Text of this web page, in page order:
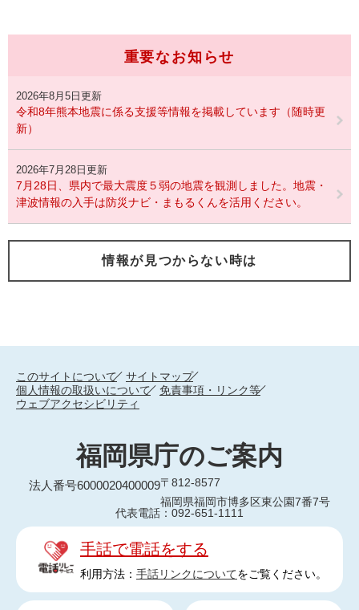
重要なお知らせ
2026年8月5日更新
令和8年熊本地震に係る支援等情報を掲載しています（随時更
新）
2026年7月28日更新
7月28日、県内で最大震度５弱の地震を観測しました。地震・
津波情報の入手は防災ナビ・まもるくんを活用ください。
情報が見つからない時は
このサイトについて
サイトマップ
個人情報の取扱いについて
免責事項・リンク等
ウェブアクセシビリティ
福岡県庁のご案内
法人番号6000020400009〒812-8577
福岡県福岡市博多区東公園7番7号
代表電話：092-651-1111
手話で電話をする
利用方法： 手話リンクについてをご覧ください。